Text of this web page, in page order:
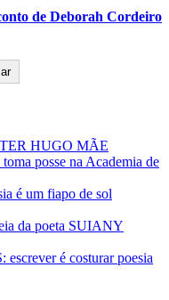
de Deborah Cordeiro
HUGO MÃE
posse na Academia de
é um fiapo de sol
da poeta SUIANY
é costurar poesia